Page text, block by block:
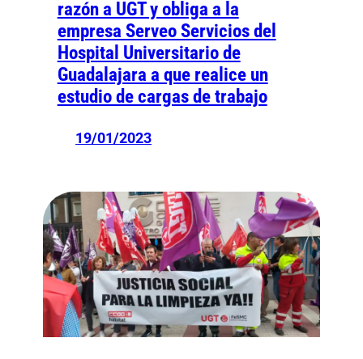
razón a UGT y obliga a la
empresa Serveo Servicios del
Hospital Universitario de
Guadalajara a que realice un
estudio de cargas de trabajo
19/01/2023